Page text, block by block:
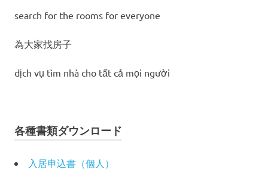
search for the rooms for everyone
為大家找房子
dịch vụ tìm nhà cho tất cả mọi người
各種書類ダウンロード
入居申込書（個人）